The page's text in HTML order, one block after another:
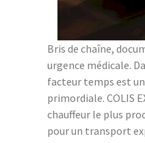
Bris de chaîne,
urgence médicale.
facteur temps est
primordiale. COLIS
chauffeur le plus
pour un transport